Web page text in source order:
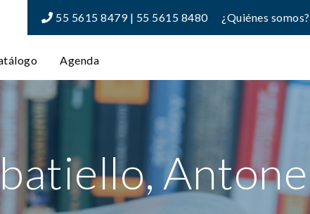
55 5615 8479 | 55 5615 8480 ¿Quiénes somos?
Agenda